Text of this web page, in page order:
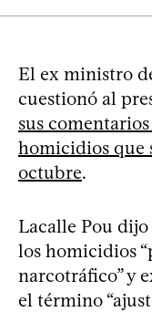
El ex ministro
cuestionó al
sus
homicidios que
octubre.
Lacalle Pou
los homicidios
narcotráfico” y
el término